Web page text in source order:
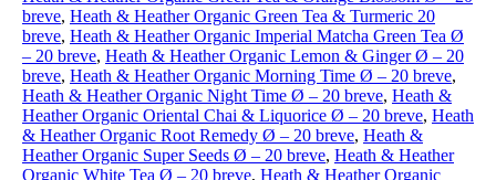
breve, Heath & Heather Organic Green Tea & Turmeric 20
breve, Heath & Heather Organic Imperial Matcha Green Tea Ø
– 20 breve, Heath & Heather Organic Lemon & Ginger Ø – 20
breve, Heath & Heather Organic Morning Time Ø – 20 breve,
Heath & Heather Organic Night Time Ø – 20 breve, Heath &
Heather Organic Oriental Chai & Liquorice Ø – 20 breve, Heath
& Heather Organic Root Remedy Ø – 20 breve, Heath &
Heather Organic Super Seeds Ø – 20 breve, Heath & Heather
Organic White Tea Ø – 20 breve, Heath & Heather Organic